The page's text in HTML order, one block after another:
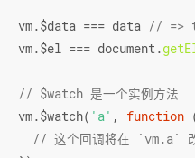
vm.$data === data // =>
vm.$el === document.
// $watch 是一个实例方法
vm.$watch( 'a' , function
// 这个回调将在 `vm.a`